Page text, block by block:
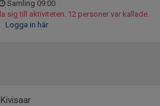
Samling 09:00
sig till aktiviteten. 12 personer var kallade.
Logga in här